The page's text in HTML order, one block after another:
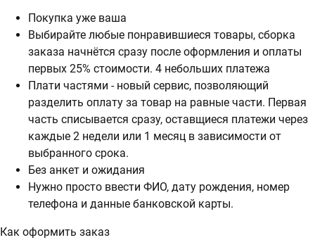
Покупка уже ваша
Выбирайте любые понравившиеся товары, сборка
заказа начнётся сразу после оформления и оплаты
первых 25% стоимости. 4 небольших платежа
Плати частями - новый сервис, позволяющий
разделить оплату за товар на равные части. Первая
часть списывается сразу, оставщиеся платежи через
каждые 2 недели или 1 месяц в зависимости от
выбранного срока.
Без анкет и ожидания
Нужно просто ввести ФИО, дату рождения, номер
телефона и данные банковской карты.
Как оформить заказ